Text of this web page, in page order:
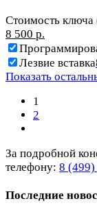
Стоимость ключа
8 500 р.
Лезвие вставка
Показать
1
2
За подробной
телефону: 8
Последние